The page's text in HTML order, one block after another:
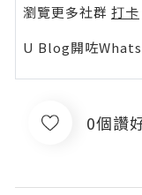
瀏覽更多社群 打卡
U Blog開咗
0個讚